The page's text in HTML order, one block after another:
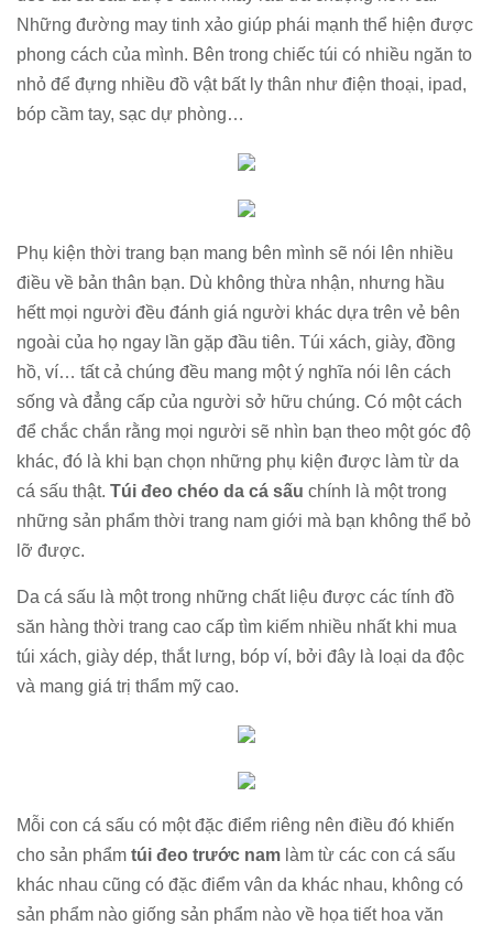
Những đường may tinh xảo giúp phái mạnh thể hiện được
phong cách của mình. Bên trong chiếc túi có nhiều ngăn to
nhỏ để đựng nhiều đồ vật bất ly thân như điện thoại, ipad,
bóp cầm tay, sạc dự phòng…
Phụ kiện thời trang bạn mang bên mình sẽ nói lên nhiều
điều về bản thân bạn. Dù không thừa nhận, nhưng hầu
hếtt mọi người đều đánh giá người khác dựa trên vẻ bên
ngoài của họ ngay lần gặp đầu tiên. Túi xách, giày, đồng
hồ, ví… tất cả chúng đều mang một ý nghĩa nói lên cách
sống và đẳng cấp của người sở hữu chúng. Có một cách
để chắc chắn rằng mọi người sẽ nhìn bạn theo một góc độ
khác, đó là khi bạn chọn những phụ kiện được làm từ da
cá sấu thật. Túi đeo chéo da cá sấu chính là một trong
những sản phẩm thời trang nam giới mà bạn không thể bỏ
lỡ được.
Da cá sấu là một trong những chất liệu được các tính đồ
săn hàng thời trang cao cấp tìm kiếm nhiều nhất khi mua
túi xách, giày dép, thắt lưng, bóp ví, bởi đây là loại da độc
và mang giá trị thẩm mỹ cao.
Mỗi con cá sấu có một đặc điểm riêng nên điều đó khiến
cho sản phẩm túi đeo trước nam làm từ các con cá sấu
khác nhau cũng có đặc điểm vân da khác nhau, không có
sản phẩm nào giống sản phẩm nào về họa tiết hoa văn